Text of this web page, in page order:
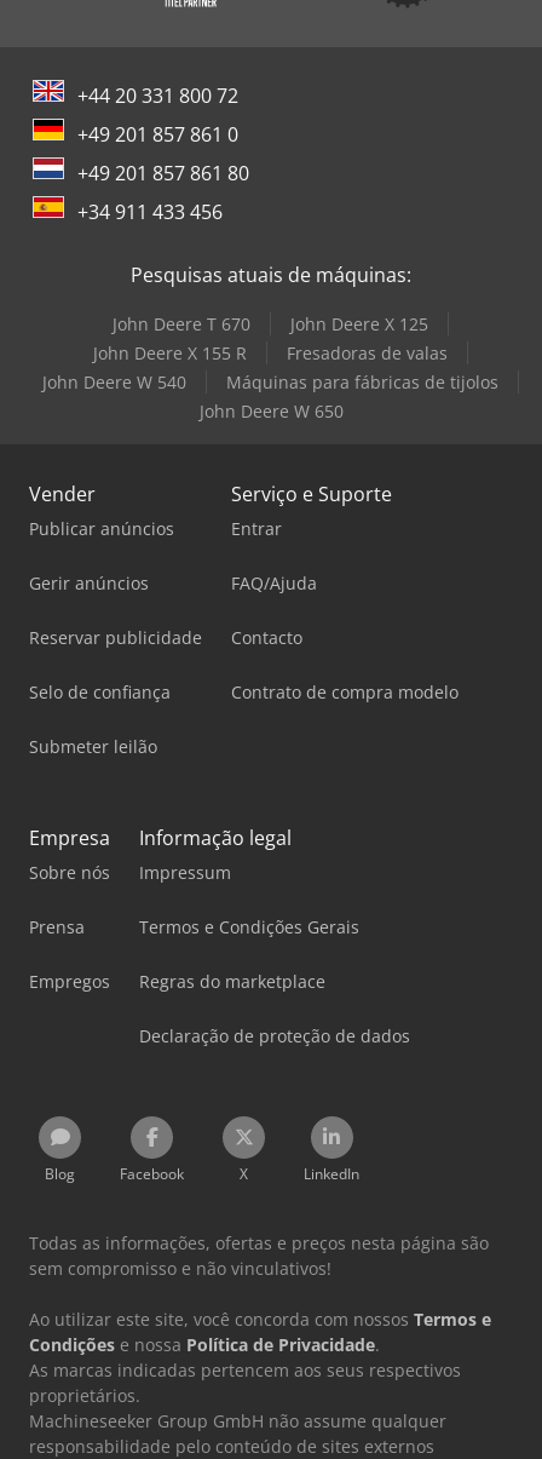
+44 20 331 800 72
+49 201 857 861 0
+49 201 857 861 80
+34 911 433 456
Pesquisas atuais de máquinas:
John Deere T 670
John Deere X 125
John Deere X 155 R
Fresadoras de valas
John Deere W 540
Máquinas para fábricas de tijolos
John Deere W 650
Vender
Publicar anúncios
Gerir anúncios
Reservar publicidade
Selo de confiança
Submeter leilão
Serviço e Suporte
Entrar
FAQ/Ajuda
Contacto
Contrato de compra modelo
Empresa
Sobre nós
Prensa
Empregos
Informação legal
Impressum
Termos e Condições Gerais
Regras do marketplace
Declaração de proteção de dados
Blog Facebook X LinkedIn
Todas as informações, ofertas e preços nesta página são
sem compromisso e não vinculativos!
Ao utilizar este site, você concorda com nossos Termos e
Condições e nossa Política de Privacidade.
As marcas indicadas pertencem aos seus respectivos
proprietários.
Machineseeker Group GmbH não assume qualquer
responsabilidade pelo conteúdo de sites externos